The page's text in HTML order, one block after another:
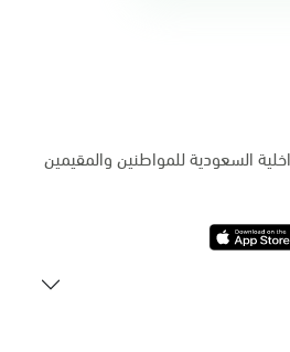
السعودية للمواطنين والمقيمين